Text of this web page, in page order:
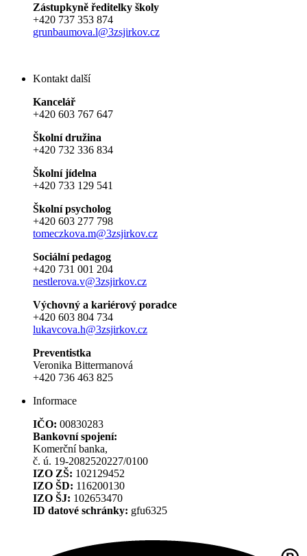
Zástupkyně ředitelky školy
+420 737 353 874
grunbaumova.l@3zsjirkov.cz
Kontakt další
Kancelář
+420 603 767 647
Školní družina
+420 732 336 834
Školní jídelna
+420 733 129 541
Školní psycholog
+420 603 277 798
tomeczkova.m@3zsjirkov.cz
Sociální pedagog
+420 731 001 204
nestlerova.v@3zsjirkov.cz
Výchovný a kariérový poradce
+420 603 804 734
lukavcova.h@3zsjirkov.cz
Preventistka
Veronika Bittermanová
+420 736 463 825
Informace
IČO: 00830283
Bankovní spojení:
Komerční banka,
č. ú. 19-2082520227/0100
IZO ZŠ: 102129452
IZO ŠD: 116200130
IZO ŠJ: 102653470
ID datové schránky: gfu6325